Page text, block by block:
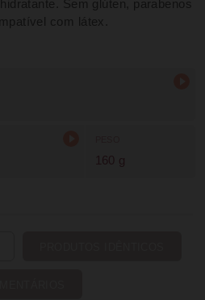
Sem glúten, parabenos
com látex.
160 g